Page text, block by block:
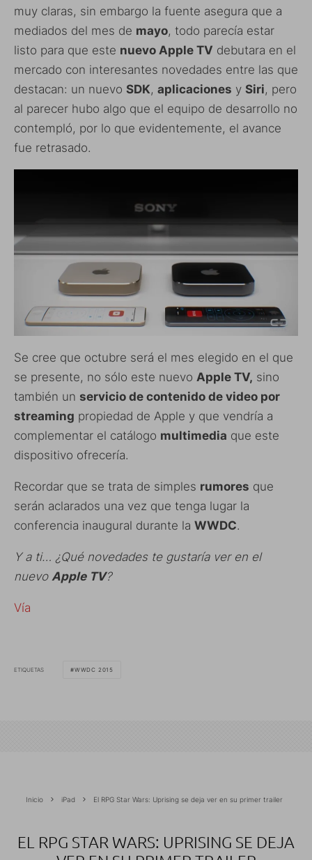
muy claras, sin embargo la fuente asegura que a
mediados del mes de mayo, todo parecía estar
listo para que este nuevo Apple TV debutara en el
mercado con interesantes novedades entre las que
destacan: un nuevo SDK, aplicaciones y Siri, pero
al parecer hubo algo que el equipo de desarrollo no
contempló, por lo que evidentemente, el avance
fue retrasado.
Se cree que octubre será el mes elegido en el que
se presente, no sólo este nuevo Apple TV, sino
también un servicio de contenido de video por
streaming propiedad de Apple y que vendría a
complementar el catálogo multimedia que este
dispositivo ofrecería.
Recordar que se trata de simples rumores que
serán aclarados una vez que tenga lugar la
conferencia inaugural durante la WWDC.
Y a ti… ¿Qué novedades te gustaría ver en el
nuevo Apple TV?
Vía
ETIQUETAS WWDC 2015
Inicio iPad El RPG Star Wars: Uprising se deja ver en su primer trailer
EL RPG STAR WARS: UPRISING SE DEJA